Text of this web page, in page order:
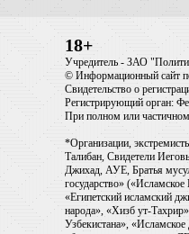
18+
Учредитель - ЗАО
© Информационный сайт
Свидетельство о
Регистрирующий орган:
При полном или частичном
*Организации,
Талибан, Свидетели
Джихад, АУЕ, Братья
государство»
«Египетский исламский
народа», «Хизб ут-
Узбекистана»,